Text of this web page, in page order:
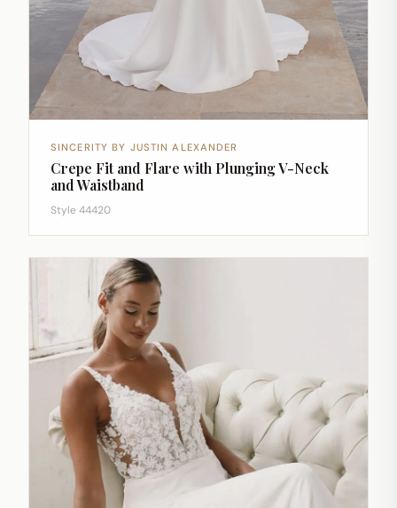
SINCERITY BY JUSTIN ALEXANDER
Crepe Fit and Flare with Plunging V-Neck
and Waistband
Style 44420